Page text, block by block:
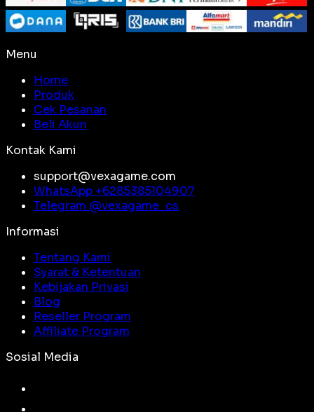
Menu
Home
Produk
Cek Pesanan
Beli Akun
Kontak Kami
support@vexagame.com
WhatsApp +6285385104907
Telegram @vexagame_cs
Informasi
Tentang Kami
Syarat & Ketentuan
Kebijakan Privasi
Blog
Reseller Program
Affiliate Program
Sosial Media